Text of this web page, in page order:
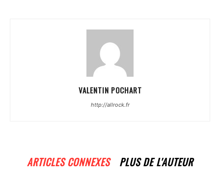
VALENTIN POCHART
http://allrock.fr
ARTICLES CONNEXES PLUS DE L'AUTEUR